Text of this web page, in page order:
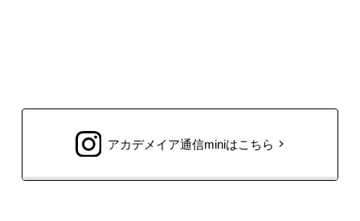
アカデメイア通信miniはこちら